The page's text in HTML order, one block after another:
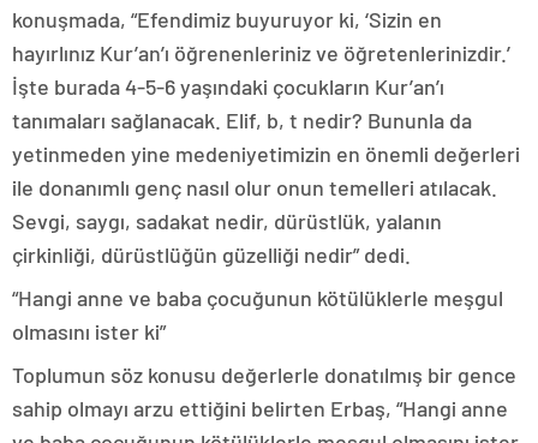
konuşmada, “Efendimiz buyuruyor ki, ‘Sizin en
hayırlınız Kur’an’ı öğrenenleriniz ve öğretenlerinizdir.’
İşte burada 4-5-6 yaşındaki çocukların Kur’an’ı
tanımaları sağlanacak. Elif, b, t nedir? Bununla da
yetinmeden yine medeniyetimizin en önemli değerleri
ile donanımlı genç nasıl olur onun temelleri atılacak.
Sevgi, saygı, sadakat nedir, dürüstlük, yalanın
çirkinliği, dürüstlüğün güzelliği nedir” dedi.
“Hangi anne ve baba çocuğunun kötülüklerle meşgul
olmasını ister ki”
Toplumun söz konusu değerlerle donatılmış bir gence
sahip olmayı arzu ettiğini belirten Erbaş, “Hangi anne